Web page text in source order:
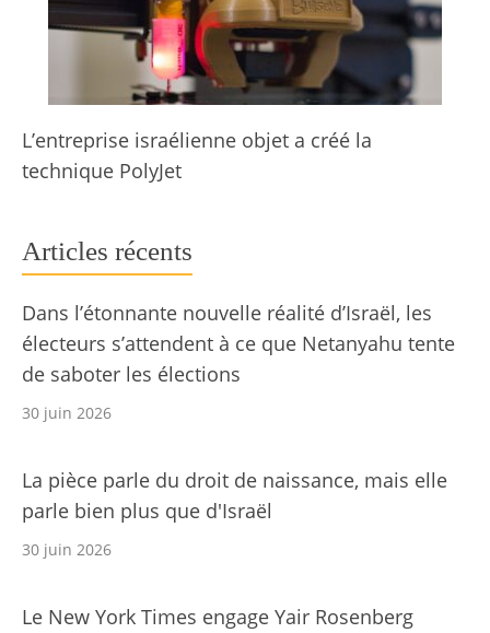
L’entreprise israélienne objet a créé la
technique PolyJet
Articles récents
Dans l’étonnante nouvelle réalité d’Israël, les
électeurs s’attendent à ce que Netanyahu tente
de saboter les élections
30 juin 2026
La pièce parle du droit de naissance, mais elle
parle bien plus que d'Israël
30 juin 2026
Le New York Times engage Yair Rosenberg